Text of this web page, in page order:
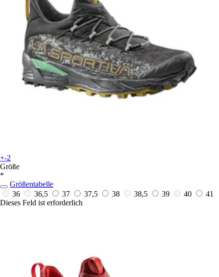
+-2
Größe
*
Größentabelle
36
36,5 37 37,5 38 38,5 39 40
41
Dieses Feld ist erforderlich